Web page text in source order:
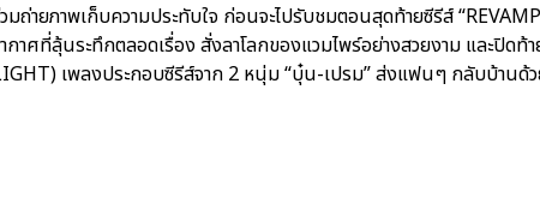
ถ่ายภาพเก็บความประทับใจ ก่อนจะไปรับชมตอนสุดท้ายซีรีส์
กาศที่ลุ้นระทึกตลอดเรื่อง สั่งลาโลกของแวมไพร์อย่างสวยงาม และปิดท้
เพลงประกอบซีรีส์จาก 2 หนุ่ม “บุ๋น-เปรม” ส่งแฟนๆ กลับบ้านด้ว